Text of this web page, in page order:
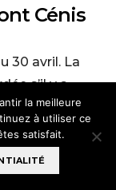
Cénis
30 avril. La
s’il y a
des
la meilleure
à utiliser ce
satisfait.